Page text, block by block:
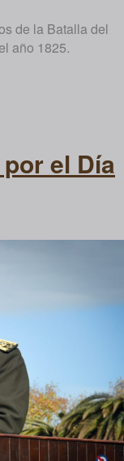
de la Batalla del
año 1825.
el Día